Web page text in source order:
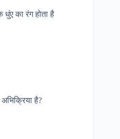
धुंए का रंग होता है
है?